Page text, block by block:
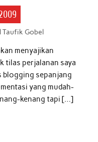
Taufik Gobel
menyajikan
tilas perjalanan saya
blogging sepanjang
yang mudah-
kenang tapi […]